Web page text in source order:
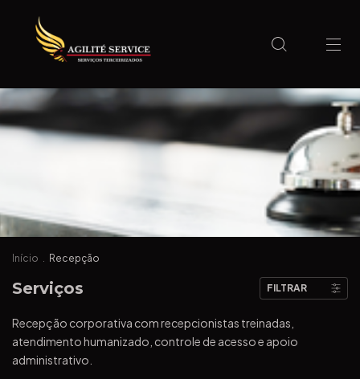
Início . Recepção
FILTRAR
Recepção corporativa com recepcionistas treinadas,
atendimento humanizado, controle de acesso e apoio
administrativo.